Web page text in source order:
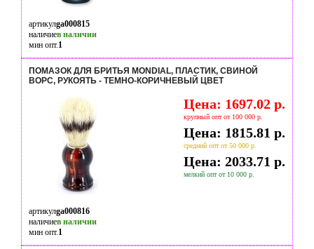
артикулga000815
наличиев наличии
мин опт.1
ПОМАЗОК ДЛЯ БРИТЬЯ MONDIAL, ПЛАСТИК, СВИНОЙ
ВОРС, РУКОЯТЬ - ТЕМНО-КОРИЧНЕВЫЙ ЦВЕТ
Цена: 1697.02 р.
крупный опт от 100 000 р.
Цена: 1815.81 р.
средний опт от 50 000 р.
Цена: 2033.71 р.
мелкий опт от 10 000 р.
артикулga000816
наличиев наличии
мин опт.1